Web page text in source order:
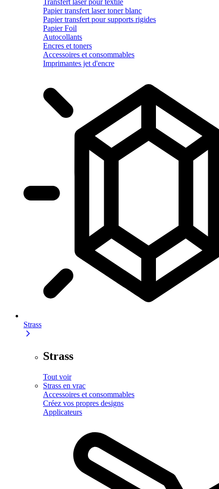
Papier transfert laser toner blanc
Papier transfert pour supports rigides
Papier Foil
Autocollants
Encres et toners
Accessoires et consommables
Imprimantes jet d'encre
Strass
Strass
Tout voir
Strass en vrac
Accessoires et consommables
Créez vos propres designs
Applicateurs